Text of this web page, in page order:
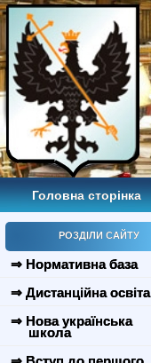
Головна сторінка
РОЗДІЛИ САЙТУ
⇒ Нормативна база
⇒ Дистанційна освіта
⇒ Нова українська
школа